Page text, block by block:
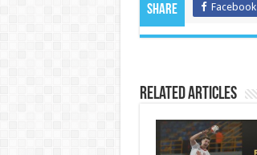
Share Facebook
Related Articles